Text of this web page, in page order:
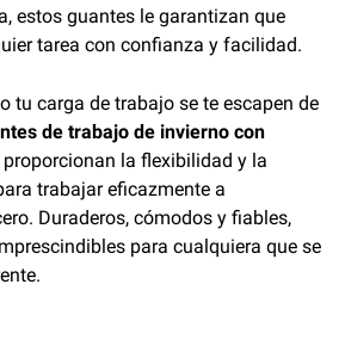
estos guantes le garantizan que
tarea con confianza y facilidad.
tu carga de trabajo se te escapen de
de trabajo de invierno con
proporcionan la flexibilidad y la
trabajar eficazmente a
Duraderos, cómodos y fiables,
para cualquiera que se